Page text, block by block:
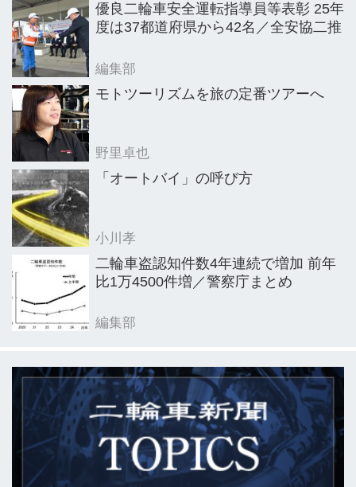
優良二輪車安全運転指導員等表彰 25年
度は37都道府県から42名／全安協二推
編集部
モトツーリズムを旅の定番ツアーへ
野里卓也
「オートバイ」の呼び方
小川孝
二輪車盗認知件数4年連続で増加 前年
比1万4500件増／警察庁まとめ
編集部